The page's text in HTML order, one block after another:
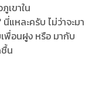
เขาใน
นี่แหละครับ ไม่ว่าจะมา
พื่อนฝูง หรือ มากับ
น